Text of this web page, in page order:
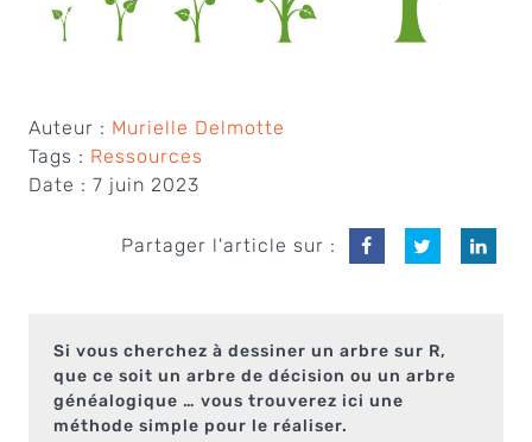
Auteur : Murielle Delmotte
Tags : Ressources
Date : 7 juin 2023
Partager l'article sur :
Si vous cherchez à dessiner un arbre sur R,
que ce soit un arbre de décision ou un arbre
généalogique … vous trouverez ici une
méthode simple pour le réaliser.